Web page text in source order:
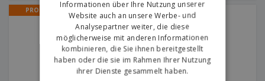
PROMO
Mit Magneten PARIS |
Flaschenöffner
Informationen über Ihre Nutzung unserer
Website auch an unsere Werbe- und
Analysepartner weiter, die diese
möglicherweise mit anderen Informationen
kombinieren, die Sie ihnen bereitgestellt
haben oder die sie im Rahmen Ihrer Nutzung
ihrer Dienste gesammelt haben.